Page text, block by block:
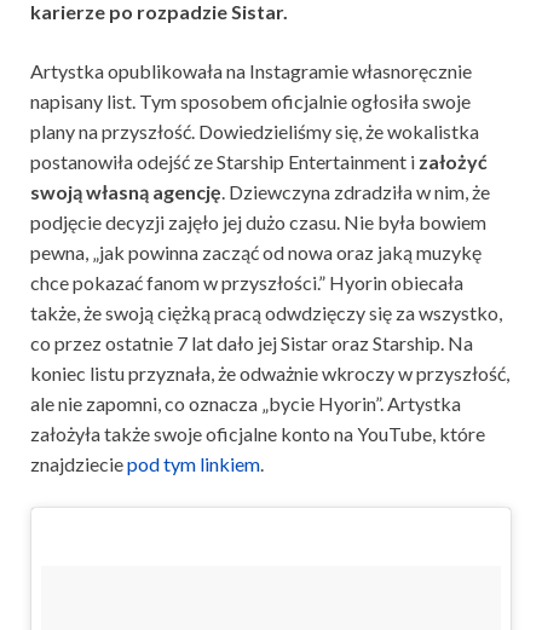
karierze po rozpadzie Sistar.
Artystka opublikowała na Instagramie własnoręcznie
napisany list. Tym sposobem oficjalnie ogłosiła swoje
plany na przyszłość. Dowiedzieliśmy się, że wokalistka
postanowiła odejść ze Starship Entertainment i założyć
swoją własną agencję. Dziewczyna zdradziła w nim, że
podjęcie decyzji zajęło jej dużo czasu. Nie była bowiem
pewna, „jak powinna zacząć od nowa oraz jaką muzykę
chce pokazać fanom w przyszłości.” Hyorin obiecała
także, że swoją ciężką pracą odwdzięczy się za wszystko,
co przez ostatnie 7 lat dało jej Sistar oraz Starship. Na
koniec listu przyznała, że odważnie wkroczy w przyszłość,
ale nie zapomni, co oznacza „bycie Hyorin”. Artystka
założyła także swoje oficjalne konto na YouTube, które
znajdzieciepod tym linkiem.